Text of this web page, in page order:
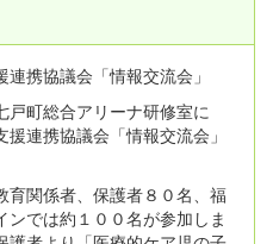
携協議会「情報交流会」
町総合アリーナ研修室に
連携協議会「情報交流会」
関係者、保護者８０名、福
では約１００名が参加しま